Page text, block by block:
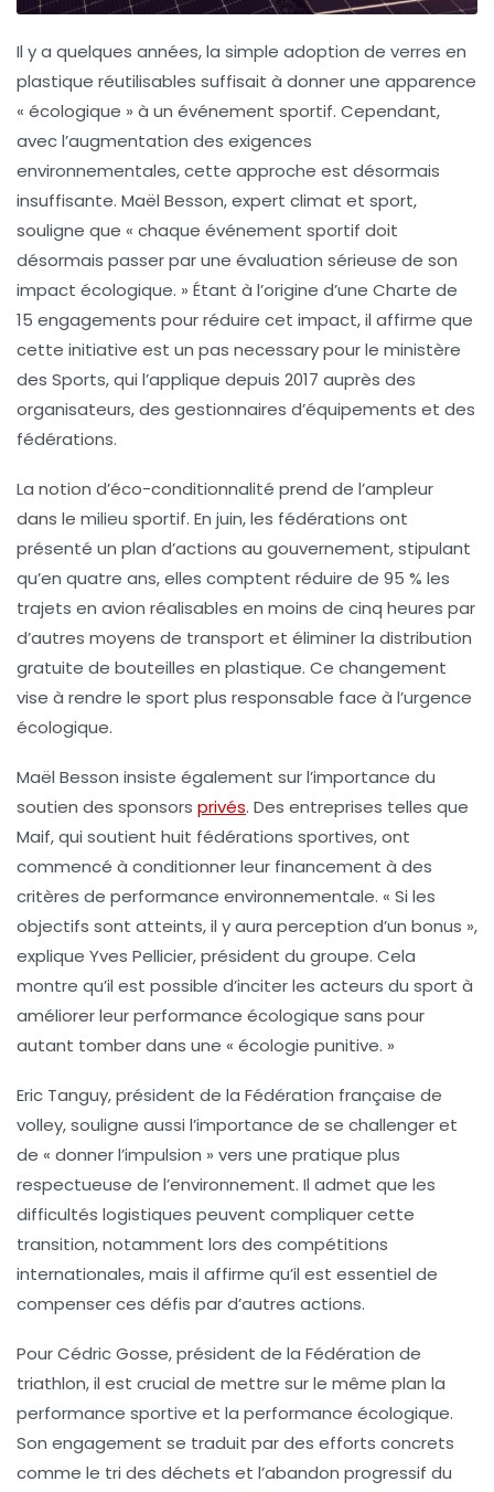
Il y a quelques années, la simple adoption de verres en
plastique réutilisables suffisait à donner une apparence
« écologique » à un événement sportif. Cependant,
avec l’augmentation des exigences
environnementales, cette approche est désormais
insuffisante. Maël Besson, expert climat et sport,
souligne que « chaque événement sportif doit
désormais passer par une évaluation sérieuse de son
impact écologique. » Étant à l’origine d’une Charte de
15 engagements pour réduire cet impact, il affirme que
cette initiative est un pas necessary pour le ministère
des Sports, qui l’applique depuis 2017 auprès des
organisateurs, des gestionnaires d’équipements et des
fédérations.
La notion d’éco-conditionnalité prend de l’ampleur
dans le milieu sportif. En juin, les fédérations ont
présenté un plan d’actions au gouvernement, stipulant
qu’en quatre ans, elles comptent réduire de 95 % les
trajets en avion réalisables en moins de cinq heures par
d’autres moyens de transport et éliminer la distribution
gratuite de bouteilles en plastique. Ce changement
vise à rendre le sport plus responsable face à l’urgence
écologique.
Maël Besson insiste également sur l’importance du
soutien des sponsors privés. Des entreprises telles que
Maif, qui soutient huit fédérations sportives, ont
commencé à conditionner leur financement à des
critères de performance environnementale. « Si les
objectifs sont atteints, il y aura perception d’un bonus »,
explique Yves Pellicier, président du groupe. Cela
montre qu’il est possible d’inciter les acteurs du sport à
améliorer leur performance écologique sans pour
autant tomber dans une « écologie punitive. »
Eric Tanguy, président de la Fédération française de
volley, souligne aussi l’importance de se challenger et
de « donner l’impulsion » vers une pratique plus
respectueuse de l’environnement. Il admet que les
difficultés logistiques peuvent compliquer cette
transition, notamment lors des compétitions
internationales, mais il affirme qu’il est essentiel de
compenser ces défis par d’autres actions.
Pour Cédric Gosse, président de la Fédération de
triathlon, il est crucial de mettre sur le même plan la
performance sportive et la performance écologique.
Son engagement se traduit par des efforts concrets
comme le tri des déchets et l’abandon progressif du